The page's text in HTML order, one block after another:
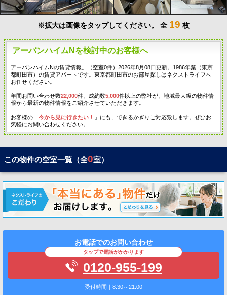
※拡大は画像をタップしてください。 全 19 枚
アーバンハイムNを検討中のお客様へ
アーバンハイムNの賃貸情報。（空室0件）2026年8月08日更新。1986年築（東京
都町田市）の賃貸アパートです。東京都町田市のお部屋探しはネクストライフへ
お任せください。
年間お問い合わせ数22,000件、成約数5,000件以上の弊社が、地域最大級の物件情
報から最新の物件情報をご紹介させていただきます。
お客様の「今から見に行きたい！
」にも、できるかぎりご対応致します。ぜひお
気軽にお問い合わせください。
この物件の空室一覧（全0室）
お電話でのお問い合わせ
タップで電話がかかります
0120-955-199
受付時間｜8:30～21:00